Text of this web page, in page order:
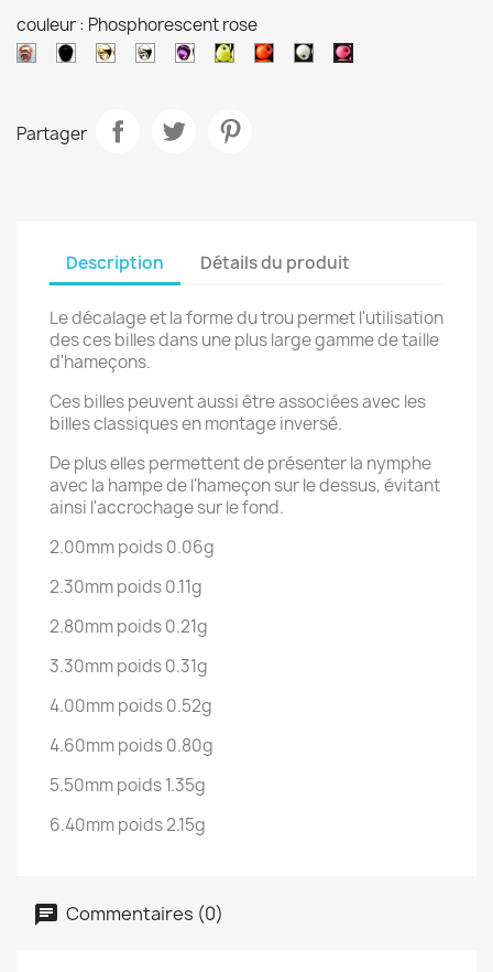
couleur : Phosphorescent rose
Cuivre Noir Or NickelMétalliquePhosphorescent
Phosphorescent
Phosphorescent
Phosphorescent
Partager
Description Détails du produit
Le décalage et la forme du trou permet l'utilisation
des ces billes dans une plus large gamme de taille
d'hameçons.
Ces billes peuvent aussi être associées avec les
billes classiques en montage inversé.
De plus elles permettent de présenter la nymphe
avec la hampe de l'hameçon sur le dessus, évitant
ainsi l'accrochage sur le fond.
2.00mm poids 0.06g
2.30mm poids 0.11g
2.80mm poids 0.21g
3.30mm poids 0.31g
4.00mm poids 0.52g
4.60mm poids 0.80g
5.50mm poids 1.35g
6.40mm poids 2.15g
Commentaires (0)